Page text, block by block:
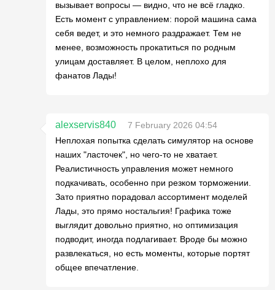
вызывает вопросы — видно, что не всё гладко.
Есть момент с управлением: порой машина сама
себя ведет, и это немного раздражает. Тем не
менее, возможность прокатиться по родным
улицам доставляет. В целом, неплохо для
фанатов Лады!
alexservis840
7 February 2026 04:54
Неплохая попытка сделать симулятор на основе
наших "ласточек", но чего-то не хватает.
Реалистичность управления может немного
подкачивать, особенно при резком торможении.
Зато приятно порадовал ассортимент моделей
Лады, это прямо ностальгия! Графика тоже
выглядит довольно приятно, но оптимизация
подводит, иногда подлагивает. Вроде бы можно
развлекаться, но есть моменты, которые портят
общее впечатление.